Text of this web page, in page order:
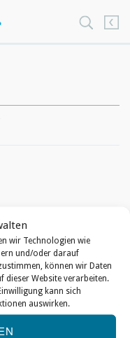
wir Technologien wie
und/oder darauf
können wir Daten
dieser Website verarbeiten.
kann sich
auswirken.
Veen